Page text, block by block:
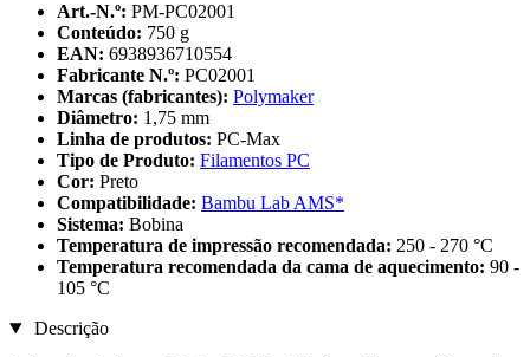
Art.-N.º: PM-PC02001
Conteúdo: 750 g
EAN: 6938936710554
Fabricante N.º: PC02001
Marcas (fabricantes): Polymaker
Diâmetro: 1,75 mm
Linha de produtos: PC-Max
Tipo de Produto: Filamentos PC
Cor: Preto
Compatibilidade: Bambu Lab AMS*
Sistema: Bobina
Temperatura de impressão recomendada: 250 - 270 °C
Temperatura recomendada da cama de aquecimento: 90 -
105 °C
Descrição